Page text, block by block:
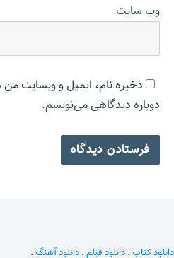
وب‌ سایت
ذخیره نام، ایمیل و وبسایت من
دوباره دیدگاهی می‌نویسم.
دانلود کتاب.دانلود فیلم.دانلود آهنگ.